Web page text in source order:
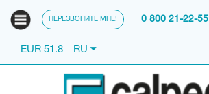
ПЕРЕЗВОНИТЕ МНЕ! 0 800 21-22-55
EUR 51.8 RU